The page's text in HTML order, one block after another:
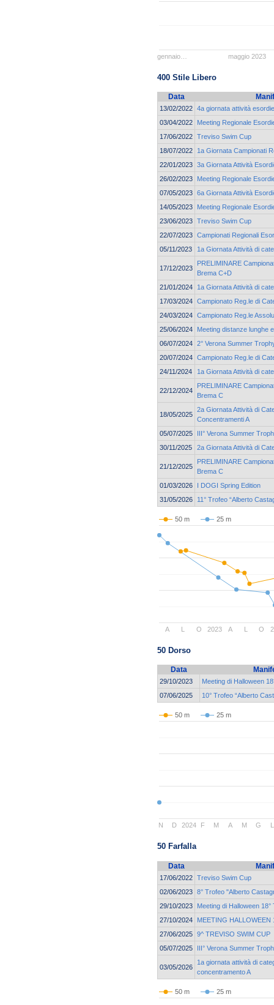
gennaio… maggio 2023
400 Stile Libero
Data
13/02/2022 4a giornata attività
03/04/2022
Meeting Regionale
17/06/2022 Treviso Swim Cup
18/07/2022
1a Giornata Campionati
22/01/2023 3a Giornata Attività
26/02/2023
Meeting Regionale
07/05/2023 6a Giornata Attività
14/05/2023
Meeting Regionale
23/06/2023 Treviso Swim Cup
22/07/2023 Campionati Regionali
05/11/2023
1a Giornata Attività di
17/12/2023
PRELIMINARE
Brema C+D
21/01/2024
1a Giornata Attività di
17/03/2024 Campionato Reg.le di
24/03/2024 Campionato Reg.le
25/06/2024
Meeting distanze lunghe
06/07/2024 2° Verona Summer
20/07/2024 Campionato Reg.le di
24/11/2024
1a Giornata Attività di
22/12/2024
PRELIMINARE
Brema C
18/05/2025
2a Giornata Attività di
Concentramenti A
05/07/2025
III° Verona Summer
30/11/2025
2a Giornata Attività di
21/12/2025
PRELIMINARE
Brema C
01/03/2026
I DOGI Spring Edition
31/05/2026
11° Trofeo “Alberto
50 m 25 m
2023
A L O A L O
50 Dorso
Data
29/10/2023
Meeting di Halloween
07/06/2025
10° Trofeo “Alberto
50 m 25 m
2024
N D F M A M G
50 Farfalla
Data
17/06/2022 Treviso Swim Cup
02/06/2023 8° Trofeo "Alberto
29/10/2023
Meeting di Halloween
27/10/2024
MEETING HALLOWEEN
27/06/2025 9^ TREVISO SWIM CUP
05/07/2025
III° Verona Summer
03/05/2026
1a giornata attività di
concentramento A
50 m 25 m